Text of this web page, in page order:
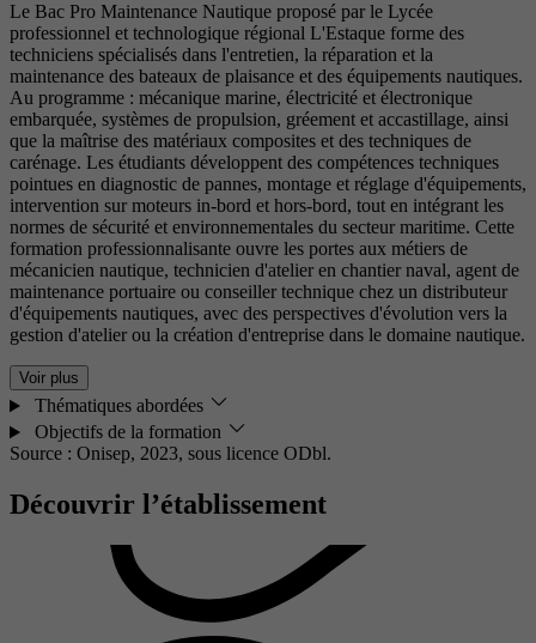
Le Bac Pro Maintenance Nautique proposé par le Lycée
professionnel et technologique régional L'Estaque forme des
techniciens spécialisés dans l'entretien, la réparation et la
maintenance des bateaux de plaisance et des équipements nautiques.
Au programme : mécanique marine, électricité et électronique
embarquée, systèmes de propulsion, gréement et accastillage, ainsi
que la maîtrise des matériaux composites et des techniques de
carénage. Les étudiants développent des compétences techniques
pointues en diagnostic de pannes, montage et réglage d'équipements,
intervention sur moteurs in-bord et hors-bord, tout en intégrant les
normes de sécurité et environnementales du secteur maritime. Cette
formation professionnalisante ouvre les portes aux métiers de
mécanicien nautique, technicien d'atelier en chantier naval, agent de
maintenance portuaire ou conseiller technique chez un distributeur
d'équipements nautiques, avec des perspectives d'évolution vers la
gestion d'atelier ou la création d'entreprise dans le domaine nautique.
Voir plus
Thématiques abordées
Objectifs de la formation
Source : Onisep, 2023, sous licence ODbl.
Découvrir l’établissement